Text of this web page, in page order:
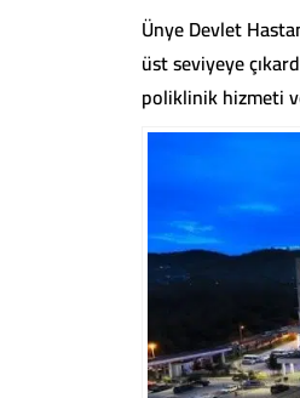
Ünye Devlet
üst seviyeye
poliklinik hizmeti